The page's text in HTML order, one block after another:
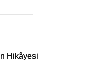
Hikâyesi